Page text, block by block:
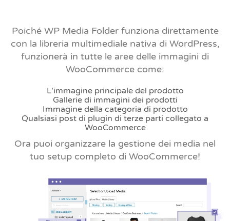
Poiché WP Media Folder funziona direttamente
con la libreria multimediale nativa di WordPress,
funzionerà in tutte le aree delle immagini di
WooCommerce come:
L'immagine principale del prodotto
Gallerie di immagini dei prodotti
Immagine della categoria di prodotto
Qualsiasi post di plugin di terze parti collegato a
WooCommerce
Ora puoi organizzare la gestione dei media nel
tuo setup completo di WooCommerce!